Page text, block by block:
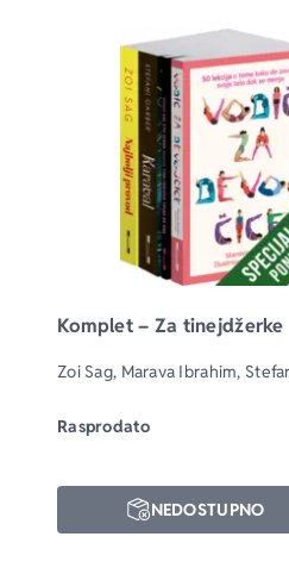
Komplet – Za tinejdžerke
Zoi Sag, Marava Ibrahim,
Rasprodato
NEDOSTUPNO